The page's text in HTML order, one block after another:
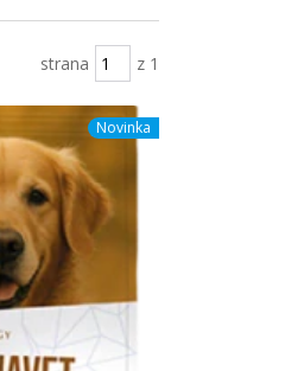
strana z 1
Novinka